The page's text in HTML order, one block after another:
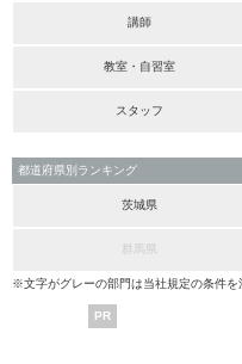
講師
教室・自習室
スタッフ
都道府県別ランキング
茨城県
群馬県
※文字がグレーの部門は当社規定の条件を
PR